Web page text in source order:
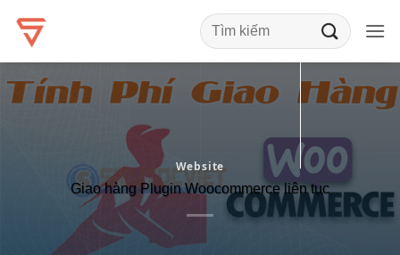
qua
dung
Website
Giao hàng Plugin Woocommerce liên tục